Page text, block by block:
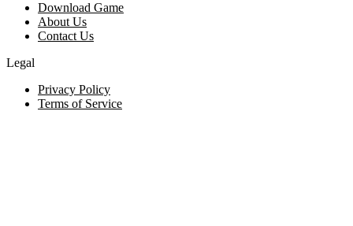
Download Game
About Us
Contact Us
Legal
Privacy Policy
Terms of Service